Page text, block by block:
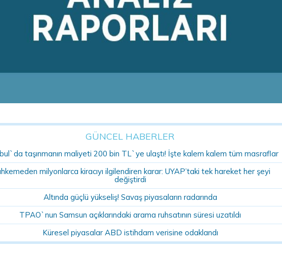
GÜNCEL HABERLER
taşınmanın maliyeti 200 bin TL`ye ulaştı! İşte kalem kalem tüm masraflar
milyonlarca kiracıyı ilgilendiren karar: UYAP’taki tek hareket her şeyi
değiştirdi
Altında güçlü yükseliş! Savaş piyasaların radarında
TPAO`nun Samsun açıklarındaki arama ruhsatının süresi uzatıldı
Küresel piyasalar ABD istihdam verisine odaklandı